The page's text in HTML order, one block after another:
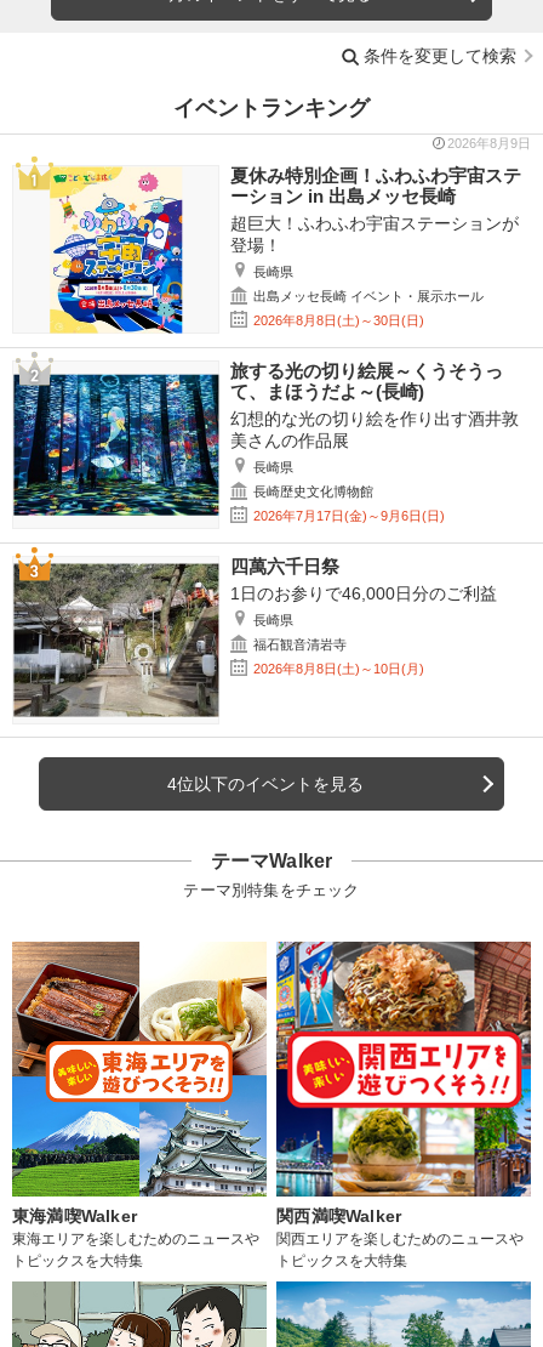
条件を変更して検索
イベントランキング
2026年8月9日
夏休み特別企画！ふわふわ宇宙ステ
ーション in 出島メッセ長崎
超巨大！ふわふわ宇宙ステーションが
登場！
長崎県
出島メッセ長崎 イベント・展示ホール
2026年8月8日(土)～30日(日)
旅する光の切り絵展～くうそうっ
て、まほうだよ～(長崎)
幻想的な光の切り絵を作り出す酒井敦
美さんの作品展
長崎県
長崎歴史文化博物館
2026年7月17日(金)～9月6日(日)
四萬六千日祭
1日のお参りで46,000日分のご利益
長崎県
福石観音清岩寺
2026年8月8日(土)～10日(月)
4位以下のイベントを見る
テーマWalker
テーマ別特集をチェック
東海満喫Walker
東海エリアを楽しむためのニュースや
トピックスを大特集
関西満喫Walker
関西エリアを楽しむためのニュースや
トピックスを大特集